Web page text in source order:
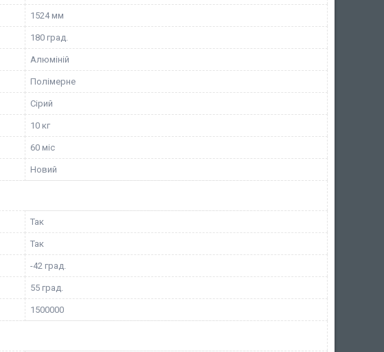
1524 мм
180 град.
Алюміній
Полімерне
Сірий
10 кг
60 міс
Новий
Так
Так
-42 град.
55 град.
1500000